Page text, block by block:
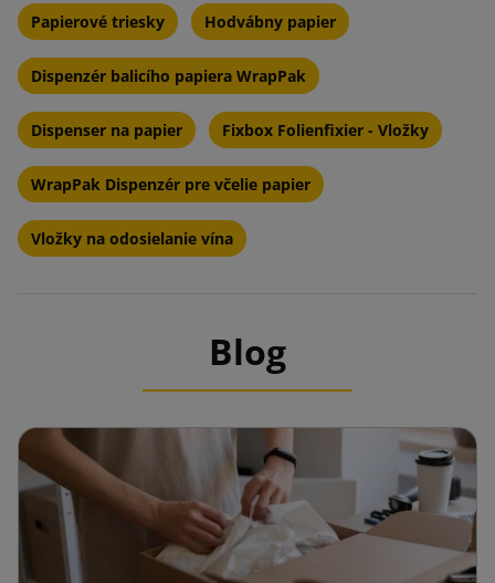
použitia, kde sa spracúvajú na balenie.
Recyklácia a ekológia:Tento materiál sa ľahko recykluje, čo
ho robí ekologickou voľbou.
Papierové triesky Hodvábny papier
Dispenzér balicího papiera WrapPak
Dispenser na papier Fixbox Folienfixier - Vložky
WrapPak Dispenzér pre včelie papier
Vložky na odosielanie vína
Blog